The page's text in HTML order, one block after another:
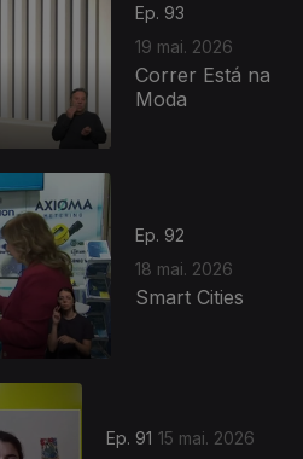
Ep. 93
19 mai. 2026
Correr Está na
Moda
Ep. 92
18 mai. 2026
Smart Cities
Ep. 91 15 mai. 2026